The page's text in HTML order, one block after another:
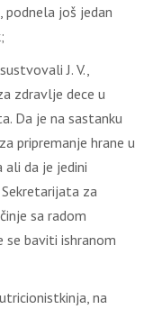
još jedan
J. V.,
zdravlje dece u
Da je na sastanku
pripremanje hrane u
da je jedini
za
sa radom
se baviti ishranom
na